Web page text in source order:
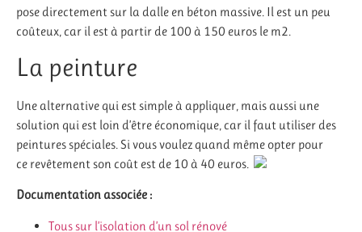
pose directement sur la dalle en béton massive. Il est un peu
coûteux, car il est à partir de 100 à 150 euros le m2.
La peinture
Une alternative qui est simple à appliquer, mais aussi une
solution qui est loin d’être économique, car il faut utiliser des
peintures spéciales.Si vous voulez quand même opter pour
ce revêtement son coût est de 10 à 40 euros.
Documentation associée :
Tous sur l’isolation d’un sol rénové